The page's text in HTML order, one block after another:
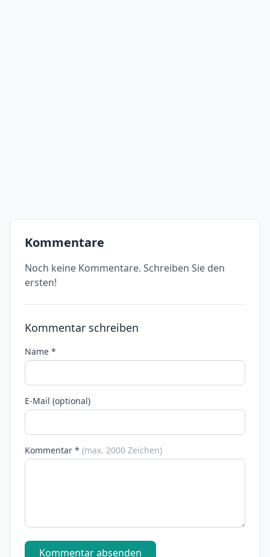
Kommentare
Noch keine Kommentare. Schreiben Sie den
ersten!
Kommentar schreiben
Name *
E-Mail (optional)
Kommentar * (max. 2000 Zeichen)
Kommentar absenden